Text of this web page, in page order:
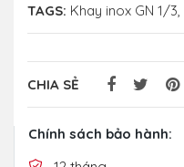
TAGS: Khay inox GN 1/3,
CHIA SẺ
Chính sách bảo hành: